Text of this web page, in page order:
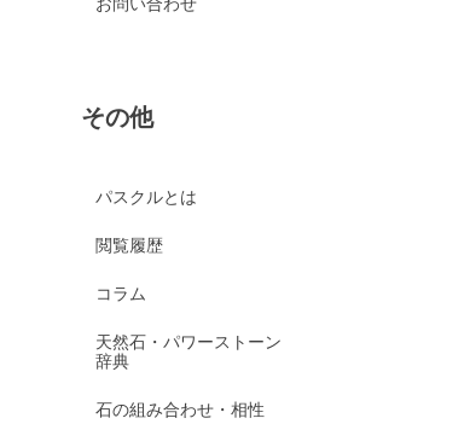
その他
パスクルとは
閲覧履歴
コラム
天然石・パワーストーン
辞典
石の組み合わせ・相性